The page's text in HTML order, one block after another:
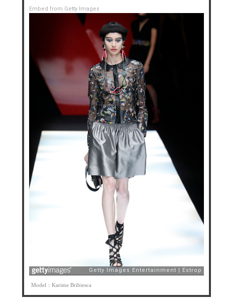
Embed from Getty Images
Model：Karime Bribiesca